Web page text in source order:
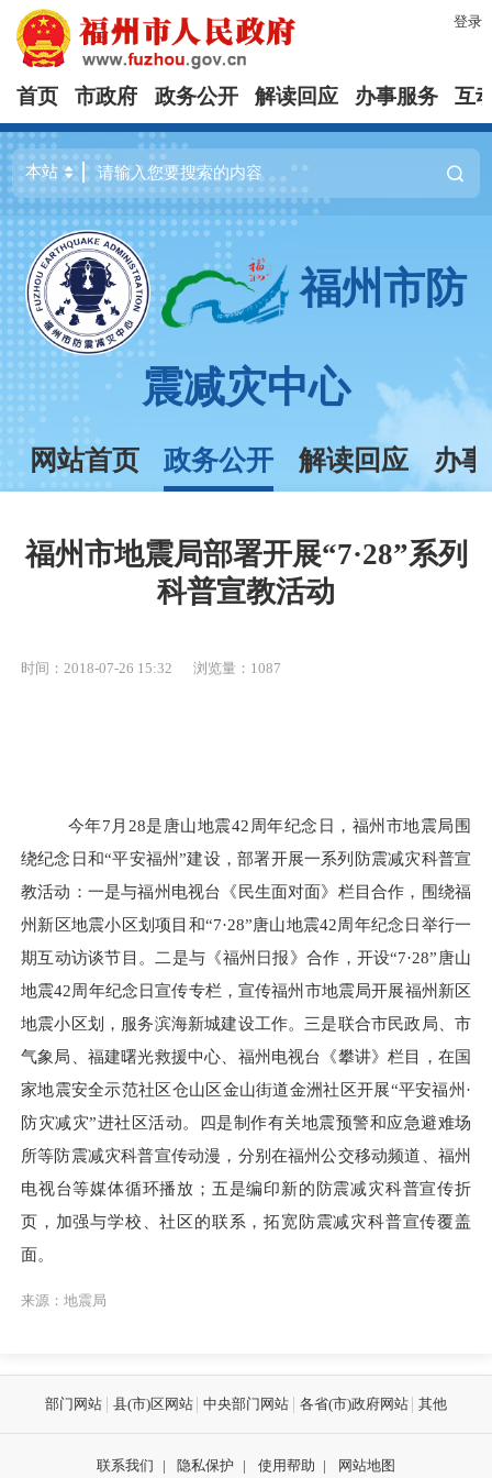
登录
首页 市政府 政务公开 解读回应 办事服务 互
福州市防
震减灾中心
网站首页 政务公开 解读回应 办
福州市地震局部署开展“7·28”系列
科普宣教活动
时间：2018-07-26 15:32 浏览量：1087
今年7月28是唐山地震42周年纪念日，福州市地震局围
绕纪念日和“平安福州”建设，部署开展一系列防震减灾科普宣
教活动：一是与福州电视台《民生面对面》栏目合作，围绕福
州新区地震小区划项目和“7·28”唐山地震42周年纪念日举行一
期互动访谈节目。二是与《福州日报》合作，开设“7·28”唐山
地震42周年纪念日宣传专栏，宣传福州市地震局开展福州新区
地震小区划，服务滨海新城建设工作。三是联合市民政局、市
气象局、福建曙光救援中心、福州电视台《攀讲》栏目，在国
家地震安全示范社区仓山区金山街道金洲社区开展“平安福州·
防灾减灾”进社区活动。四是制作有关地震预警和应急避难场
所等防震减灾科普宣传动漫，分别在福州公交移动频道、福州
电视台等媒体循环播放；五是编印新的防震减灾科普宣传折
页，加强与学校、社区的联系，拓宽防震减灾科普宣传覆盖
面。
来源：地震局
部门网站 县(市)区网站 中央部门网站 各省(市)政府网站 其他
联系我们 | 隐私保护 | 使用帮助 | 网站地图